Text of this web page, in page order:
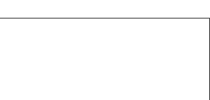
Co. Todos los derechos